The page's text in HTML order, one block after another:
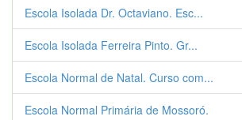
Escola Isolada Dr. Octaviano. Esc...
Escola Isolada Ferreira Pinto. Gr...
Escola Normal de Natal. Curso com...
Escola Normal Primária de Mossoró.